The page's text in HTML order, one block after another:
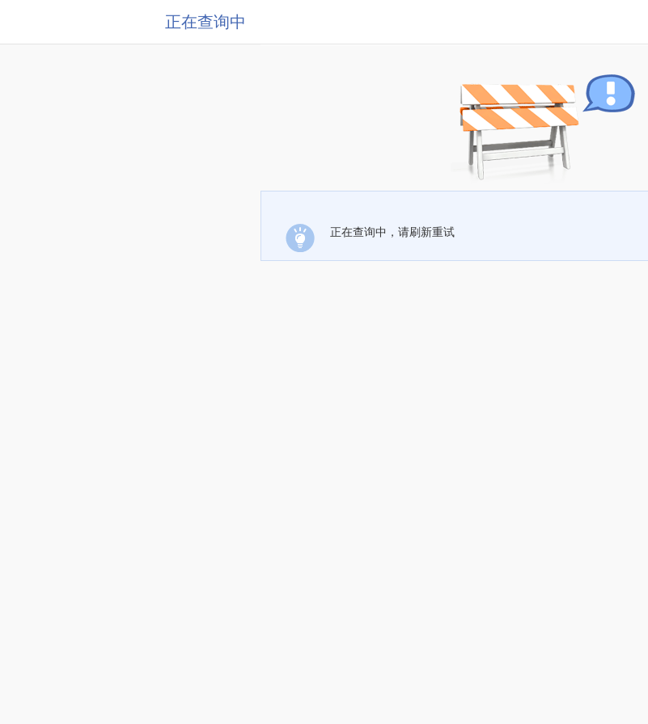
正在查询中
正在查询中，请刷新重试